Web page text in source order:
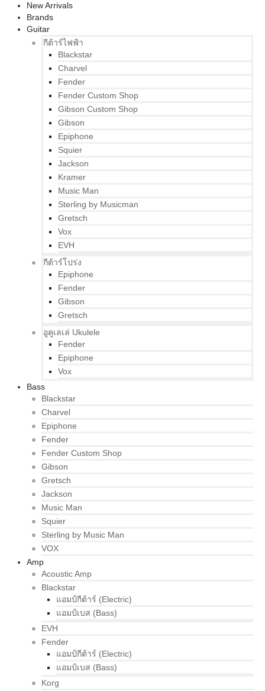
New Arrivals
Brands
Guitar
กีต้าร์ไฟฟ้า
Blackstar
Charvel
Fender
Fender Custom Shop
Gibson Custom Shop
Gibson
Epiphone
Squier
Jackson
Kramer
Music Man
Sterling by Musicman
Gretsch
Vox
EVH
กีต้าร์โปร่ง
Epiphone
Fender
Gibson
Gretsch
อูคูเลเล่ Ukulele
Fender
Epiphone
Vox
Bass
Blackstar
Charvel
Epiphone
Fender
Fender Custom Shop
Gibson
Gretsch
Jackson
Music Man
Squier
Sterling by Music Man
VOX
Amp
Acoustic Amp
Blackstar
แอมป์กีต้าร์ (Electric)
แอมป์เบส (Bass)
EVH
Fender
แอมป์กีต้าร์ (Electric)
แอมป์เบส (Bass)
Korg